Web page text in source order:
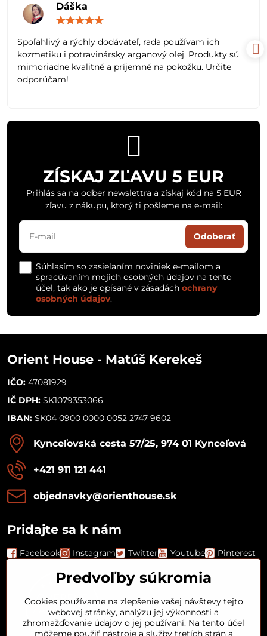
Dáška
5
Spoľahlivý a rýchly dodávateľ, rada používam ich
kozmetiku i potravinársky arganový olej. Produkty sú
mimoriadne kvalitné a príjemné na pokožku. Určite
odporúčam!
ZÍSKAJ ZĽAVU 5 EUR
Prihlás sa na odber newslettra a získaj kód na 5 EUR
zľavu z nákupu, ktorý ti pošleme na e-mail:
Odoberať
Súhlasím so zasielaním noviniek e-mailom a
spracúvaním mojich osobných údajov na tento
účel, tak ako je opísané v zásadách ochrany
osobných údajov.
Orient House - Matúš Kerekeš
IČO: 47081929
IČ DPH: SK1079353066
IBAN: SK04 0900 0000 0052 2747 9602
Kynceľovská cesta 57/25, 974 01 Kynceľová
+421 911 121 441
objednavky​@orienthouse​.sk
Pridajte sa k nám
Facebook Instagram Twitter Youtube Pinterest
Predvoľby súkromia
Cookies používame na zlepšenie vašej návštevy tejto
webovej stránky, analýzu jej výkonnosti a
zhromažďovanie údajov o jej používaní. Na tento účel
môžeme použiť nástroje a služby tretích strán a